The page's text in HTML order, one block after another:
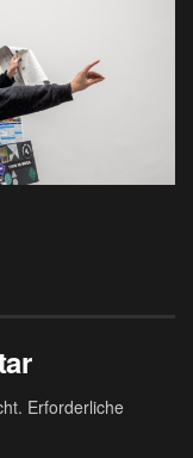
Erforderliche